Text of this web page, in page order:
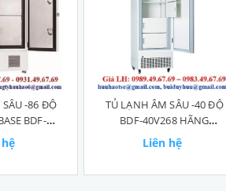
-86 ĐỘ
BDF-
TỦ LẠNH ÂM SÂU -40 ĐỘ
BDF-40V268 HÃNG
BIOBASE
Liên hệ